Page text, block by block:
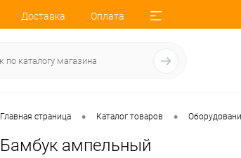
Доставка Оплата
Главная страница • Каталог товаров •
Бамбук ампельный